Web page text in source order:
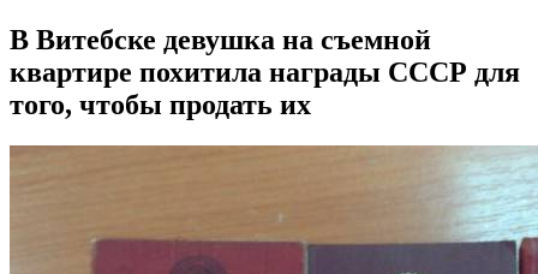
В Витебске девушка на съемной
квартире похитила награды СССР для
того, чтобы продать их